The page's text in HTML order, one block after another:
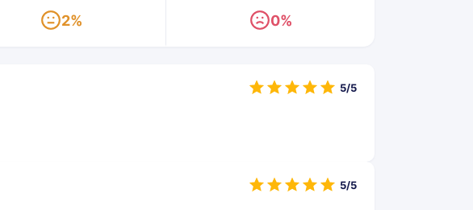
2% 0%
5/5
5/5